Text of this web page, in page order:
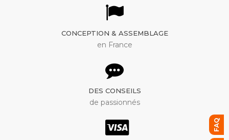
CONCEPTION & ASSEMBLAGE
en France
DES CONSEILS
de passionnés
FAQ